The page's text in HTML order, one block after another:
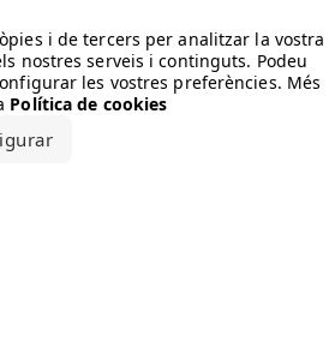
i de tercers per analitzar la vostra
nostres serveis i continguts. Podeu
les vostres preferències. Més
Política de cookies
the brand